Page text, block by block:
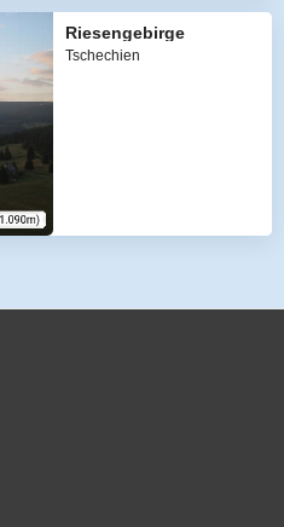
Riesengebirge
Tschechien